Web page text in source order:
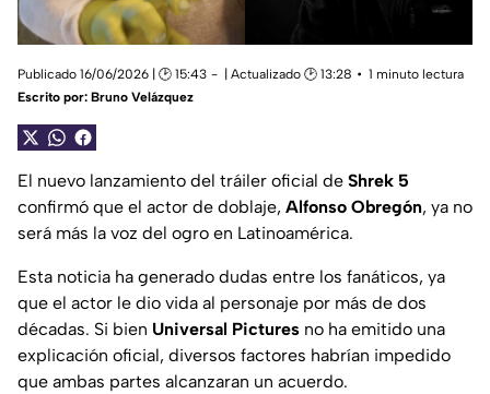
Publicado 16/06/2026 | 🕑 15:43 | Actualizado 🕑 13:28
1 minuto lectura
Escrito por: Bruno Velázquez
El nuevo lanzamiento del tráiler oficial de Shrek 5
confirmó que el actor de doblaje, Alfonso Obregón, ya no
será más la voz del ogro en Latinoamérica.
Esta noticia ha generado dudas entre los fanáticos, ya
que el actor le dio vida al personaje por más de dos
décadas. Si bien Universal Pictures no ha emitido una
explicación oficial, diversos factores habrían impedido
que ambas partes alcanzaran un acuerdo.